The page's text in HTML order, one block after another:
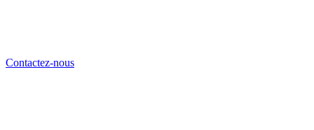
Contactez-nous